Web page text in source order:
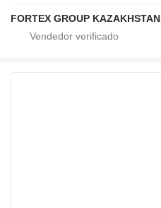
FORTEX GROUP KAZAKHSTAN